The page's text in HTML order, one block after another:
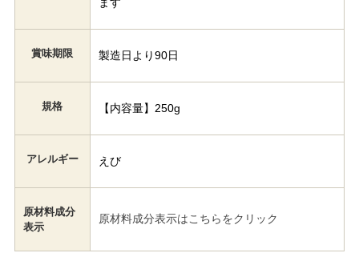
賞味期限 製造日より90日
規格 【内容量】250g
アレルギー えび
原材料成分
表示
原材料成分表示はこちらをクリック